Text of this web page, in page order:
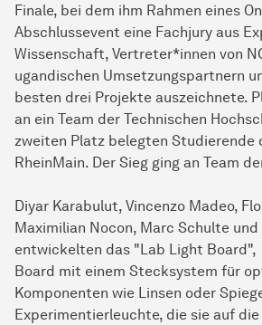
Finale, bei dem ihm Rahmen eines
Abschlussevent eine Fachjury aus
Wissenschaft, Vertreter*innen von
ugandischen Umsetzungspartnern
besten drei Projekte auszeichnete.
an ein Team der Technischen
zweiten Platz belegten Studierende
RheinMain. Der Sieg ging an Team
Diyar Karabulut, Vincenzo Madeo,
Maximilian Nocon, Marc Schulte
entwickelten das "Lab Light
Board mit einem Stecksystem für
Komponenten wie Linsen oder
Experimentierleuchte, die sie auf